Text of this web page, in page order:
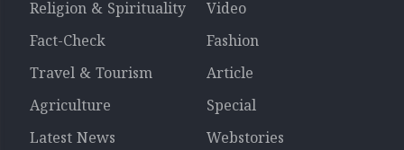
Religion & Spirituality
Video
Fact-Check
Fashion
Travel & Tourism
Article
Agriculture
Special
Latest News
Webstories